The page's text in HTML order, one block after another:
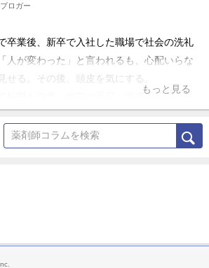
ロガー
卒業後、新卒で入社した職場で社会の洗礼
人が変わった」と言われるも、心配いらな
せる。その後、頭皮を気にする。
転職を決意。病院や薬局、派遣薬剤師を経
ら楽しく」をモットーに現職の調剤薬局で
向けのメディアを運営しています！
もっと見る